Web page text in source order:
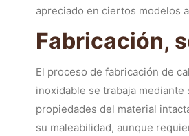
apreciado en ciertos modelos
Fabricación,
El proceso de fabricación de
inoxidable se trabaja
propiedades del material
su maleabilidad, aunque